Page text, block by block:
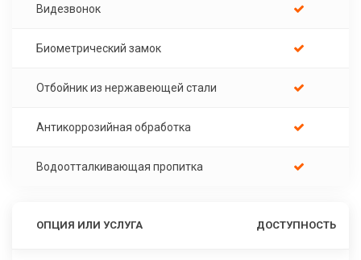
Видезвонок
Биометрический замок
Отбойник из нержавеющей стали
Антикоррозийная обработка
Водоотталкивающая пропитка
ОПЦИЯ ИЛИ УСЛУГА ДОСТУПНОСТЬ